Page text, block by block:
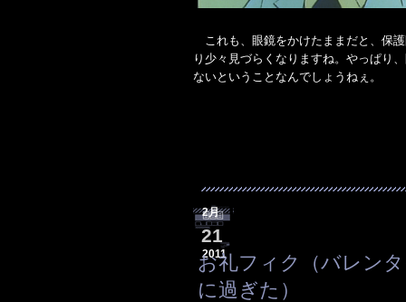
これも、眼鏡をかけたままだと、保
り少々見づらくなりますね。やっぱり
ないということなんでしょうねぇ。
2月
21
2011
お礼フィク（バレン
に過ぎた）